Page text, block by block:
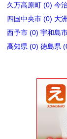
久万高原町 (0) 今
四国中央市 (0) 大
西予市 (0) 宇和島
高知県 (0) 徳島県